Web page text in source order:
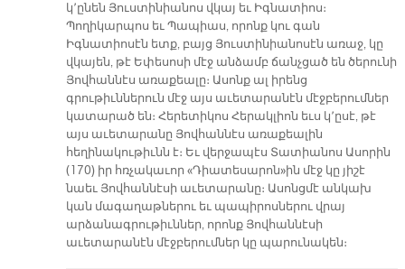
կ՚ընեն Յուստինիանոս վկայ եւ Իգնատիոս։
Պողիկարպոս եւ Պապիաս, որոնք կու գան
Իգնատիոսէն ետք, բայց Յուստինիանոսէն առաջ, կը
վկայեն, թէ Եփեսոսի մէջ անձամբ ճանչցած են ծերունի
Յովհաննէս առաքեալը։ Ասոնք ալ իրենց
գրութիւններուն մէջ այս աւետարանէն մէջբերումներ
կատարած են։ Հերետիկոս Հերակլիոն եւս կ՚ըսէ, թէ
այս աւետարանը Յովհաննէս առաքեալին
հեղինակութիւնն է։ Եւ վերջապէս Տատիանոս Ասորին
(170) իր հռչակաւոր «Դիատեսարոն»ին մէջ կը յիշէ
նաեւ Յովհաննէսի աւետարանը։ Ասոնցմէ անկախ
կան մագաղաթներու եւ պապիրոսներու վրայ
արձանագրութիւններ, որոնք Յովհաննէսի
աւետարանէն մէջբերումներ կը պարունակեն։